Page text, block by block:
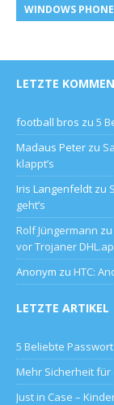
WINDOWS
LETZTE
football bros zu 5
Madaus Peter zu
klappt’s
Iris Langenfeldt zu
geht’s
Rolf Jüngermann zu
vor Trojaner
Anonym zu HTC:
LETZTE ARTIKEL
5 Beliebte
Mehr Sicherheit für
Just in Case –